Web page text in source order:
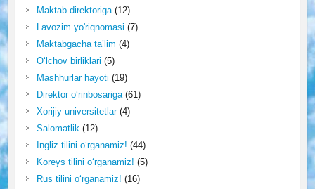
Maktab direktoriga(12)
Lavozim yo'riqnomasi (7)
Maktabgacha ta’lim (4)
O‘lchov birliklari (5)
Mashhurlar hayoti (19)
Direktor o‘rinbosariga(61)
Xorijiy universitetlar(4)
Salomatlik(12)
Ingliz tilini o‘rganamiz! (44)
Koreys tilini o‘rganamiz! (5)
Rus tilini o‘rganamiz! (16)